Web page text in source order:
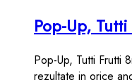
Pop-Up,
Pop-Up, Tutti Frutti
rezultate in orice